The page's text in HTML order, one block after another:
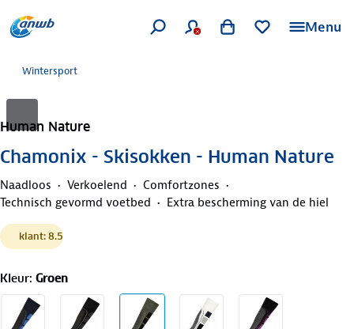
Menu
Wintersport
Human Nature
Chamonix - Skisokken - Human Nature
Naadloos Verkoelend
Comfortzones
Technisch gevormd voetbed
Extra bescherming van de hiel
klant: 8.5
Kleur: Groen